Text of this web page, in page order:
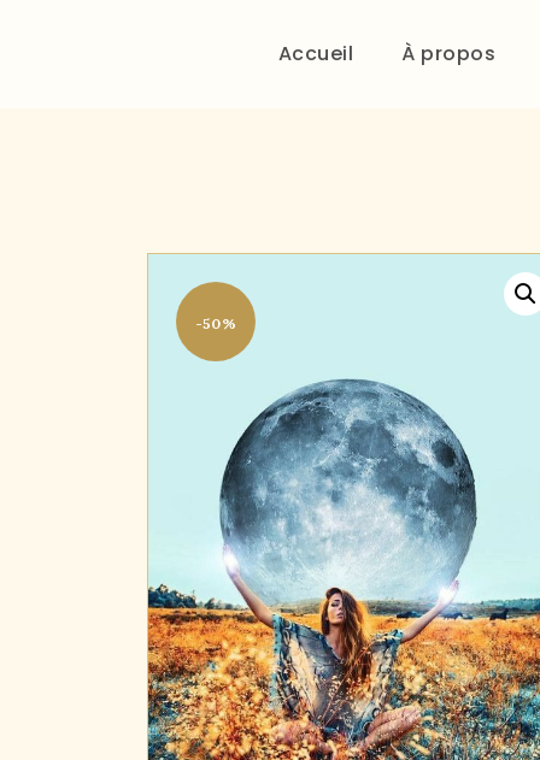
Accueil À propos
-50%